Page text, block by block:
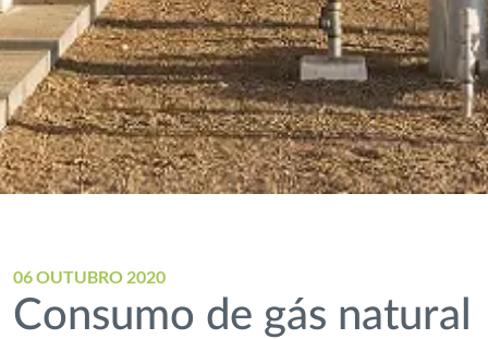
06 OUTUBRO 2020
Consumo de gás natural